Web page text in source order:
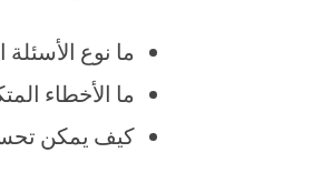
ما نوع
ما الأخطاء
كيف يمكن